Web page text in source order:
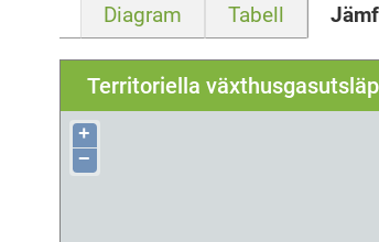
Diagram Tabell
Territoriella
+
−